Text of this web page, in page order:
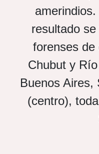
resultado
forenses de
Chubut y
Buenos Aires,
(centro),